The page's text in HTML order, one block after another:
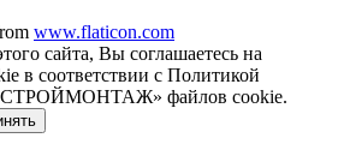
www.flaticon.com
сайта, Вы соглашаетесь на
в соответствии с Политикой
файлов cookie.